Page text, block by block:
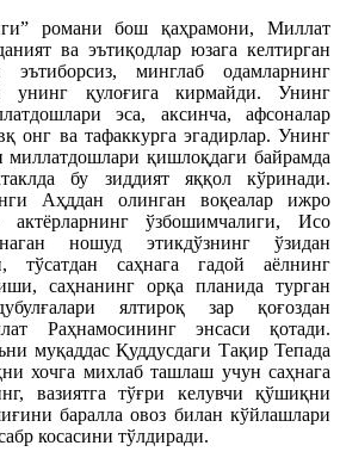
романи бош қаҳрамони, Миллат
ва эътиқодлар юзага келтирган
эътиборсиз, минглаб одамларнинг
унинг қулоғига кирмайди. Унинг
эса, аксинча, афсоналар
онг ва тафаккурга эгадирлар. Унинг
миллатдошлари қишлоқдаги байрамда
бу зиддият яққол кўринади.
Аҳддан олинган воқеалар ижро
актёрларнинг ўзбошимчалиги, Исо
ношуд этикдўзнинг ўзидан
тўсатдан саҳнага гадой аёлнинг
саҳнанинг орқа планида турган
ялтироқ зар қоғоздан
Раҳнамосининг энсаси қотади.
муқаддас Қуддусдаги Тақир Тепада
хочга михлаб ташлаш учун саҳнага
вазиятга тўғри келувчи қўшиқни
баралла овоз билан кўйлашлари
косасини тўлдиради.